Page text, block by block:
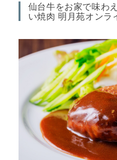
仙台牛をお家で味わ
い焼肉 明月苑オンラ